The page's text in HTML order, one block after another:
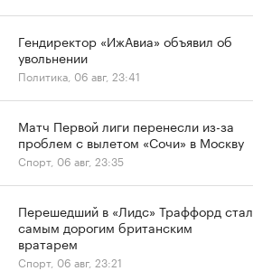
Гендиректор «ИжАвиа» объявил об
увольнении
Политика, 06 авг, 23:41
Матч Первой лиги перенесли из-за
проблем с вылетом «Сочи» в Москву
Спорт, 06 авг, 23:35
Перешедший в «Лидс» Траффорд стал
самым дорогим британским
вратарем
Спорт, 06 авг, 23:21